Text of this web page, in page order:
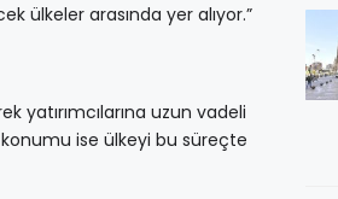
ülkeler arasında yer alıyor.”
yatırımcılarına uzun vadeli
ise ülkeyi bu süreçte